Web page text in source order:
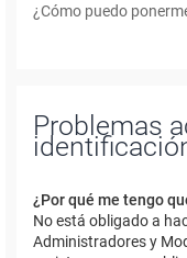
¿Cómo puedo
Problemas
¿Por qué me tengo
No está obligado a
Administradores y